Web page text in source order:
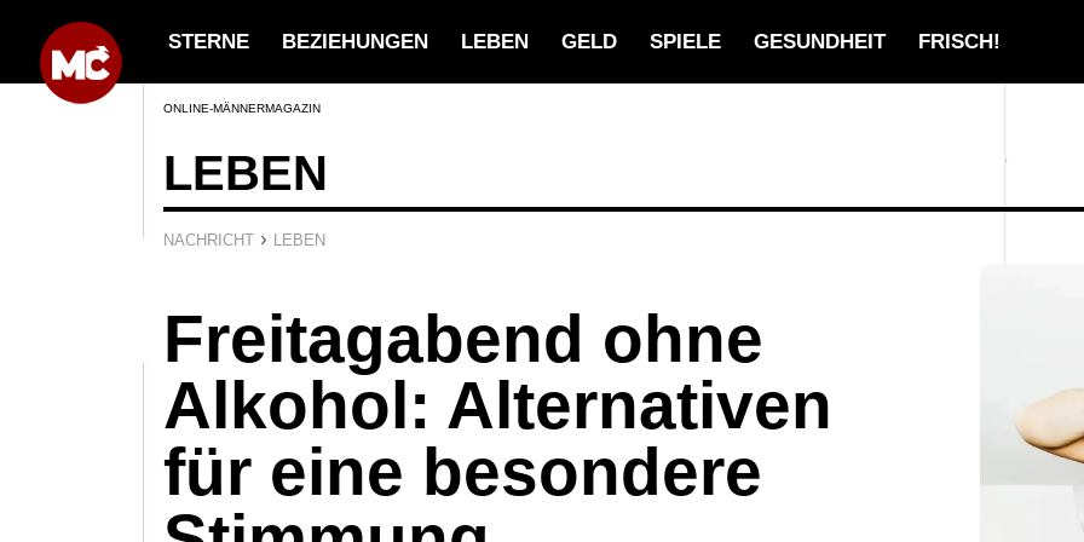
STERNE BEZIEHUNGEN LEBEN GELD SPIELE GESUNDHEIT FRISCH!
ONLINE-MÄNNERMAGAZIN
LEBEN
NACHRICHT › LEBEN
Freitagabend ohne
Alkohol: Alternativen
für eine besondere